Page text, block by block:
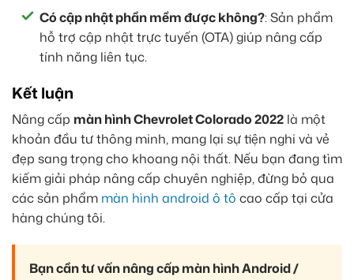
Có cập nhật phần mềm được không?: Sản phẩm
hỗ trợ cập nhật trực tuyến (OTA) giúp nâng cấp
tính năng liên tục.
Kết luận
Nâng cấp màn hình Chevrolet Colorado 2022 là một
khoản đầu tư thông minh, mang lại sự tiện nghi và vẻ
đẹp sang trọng cho khoang nội thất. Nếu bạn đang tìm
kiếm giải pháp nâng cấp chuyên nghiệp, đừng bỏ qua
các sản phẩm màn hình android ô tô cao cấp tại cửa
hàng chúng tôi.
Bạn cần tư vấn nâng cấp màn hình Android /